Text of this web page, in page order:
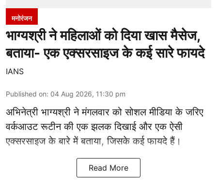
मनोरंजन
भाग्यश्री ने महिलाओं को दिया खास मैसेज,
बताया- एक एक्सरसाइज के कई सारे फायदे
IANS
Published on: 04 Aug 2026, 11:30 pm
अभिनेत्री भाग्यश्री ने मंगलवार को सोशल मीडिया के जरिए
वर्कआउट रूटीन की एक झलक दिखाई और एक ऐसी
एक्सरसाइज के बारे में बताया, जिसके कई फायदे हैं।
Read More